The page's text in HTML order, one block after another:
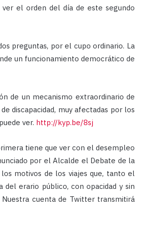
el orden del día de este segundo
preguntas, por el cupo ordinario. La
un funcionamiento democrático de
de un mecanismo extraordinario de
discapacidad, muy afectadas por los
ver. http://kyp.be/8sj
tiene que ver con el desempleo
por el Alcalde el Debate de la
motivos de los viajes que, tanto el
erario público, con opacidad y sin
Nuestra cuenta de Twitter transmitirá